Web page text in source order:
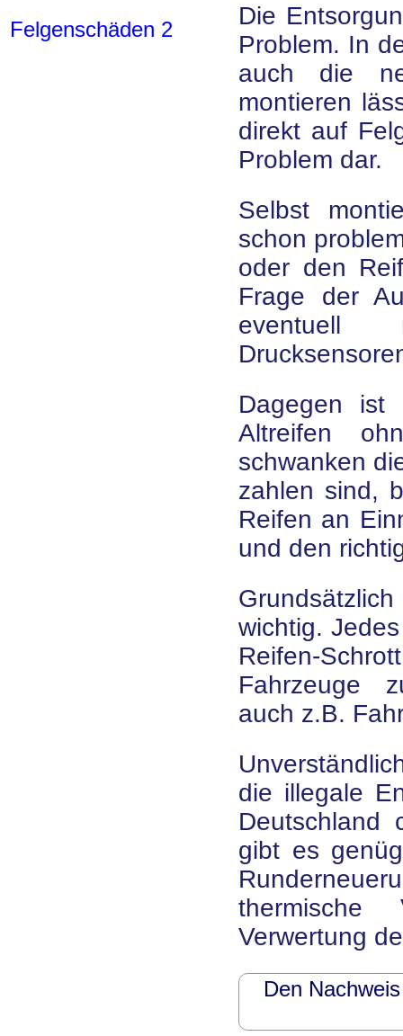
Felgenschäden 2
Die
Problem. In
auch die
montieren
direkt auf
Problem dar.
Selbst
schon
oder den
Frage der
eventuell
Dagegen ist
Altreifen
schwanken
zahlen sind,
Reifen an
und den
wichtig.
Reifen-
Fahrzeuge
auch z.B.
die illegale
Deutschland
gibt es
thermische
Verwertung
Den